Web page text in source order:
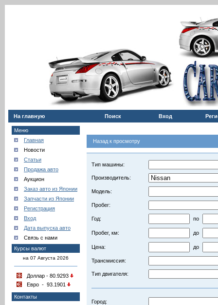
На главную Поиск Вход
Меню
Главная
Новости
Статьи
Продажа авто
Аукцион
Заказ авто из Японии
Запчасти из Японии
Регистрация
Вход
Дата выпуска авто
Связь с нами
Курсы валют
на 07 Августа 2026
Доллар - 80.9293
Евро - 93.1901
Контакты
Назад к просмотру
Тип машины:
Производитель:
Модель:
Пробег:
Год: по
Пробег, км: до
Цена: до
Трансмиссия:
Тип двигателя:
Город: